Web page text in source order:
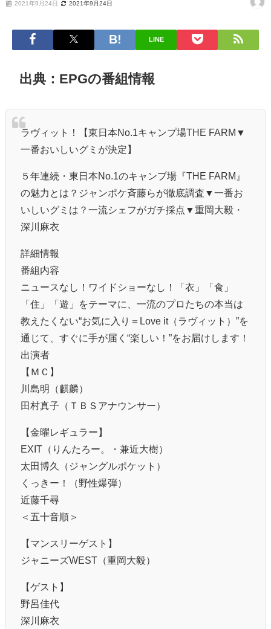
2021年9月24日 2021年9月24日
LINE
出典：EPGの番組情報
ラヴィット！【東日本No.1キャンプ場THE FARM▼
一番おいしいグミが決定】
５年連続・東日本No.1のキャンプ場『THE FARM』
の魅力とは？ジャンポケ斉藤らが徹底調査▼一番お
いしいグミは？一流シェフがガチ採点▼重岡大毅・
深川麻衣
詳細情報
番組内容
ニュースなし！ワイドショーなし！「衣」「食」
「住」「遊」をテーマに、一流のプロたちの本当は
教えたくない“お気に入り＝Love it（ラヴィット）”を
通じて、すぐに手が届く“楽しい！”をお届けします！
出演者
【ＭＣ】
川島明（麒麟）
田村真子（ＴＢＳアナウンサー）
【金曜レギュラー】
EXIT（りんたろー。・兼近大樹）
太田博久（ジャングルポケット）
くっきー！（野性爆弾）
近藤千尋
＜五十音順＞
【マンスリーゲスト】
ジャニーズWEST（重岡大毅）
【ゲスト】
野呂佳代
深川麻衣